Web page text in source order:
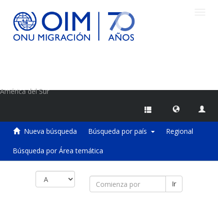
América del Sur
Nueva búsqueda Búsqueda por país Regional
Búsqueda por Área temática
Ir